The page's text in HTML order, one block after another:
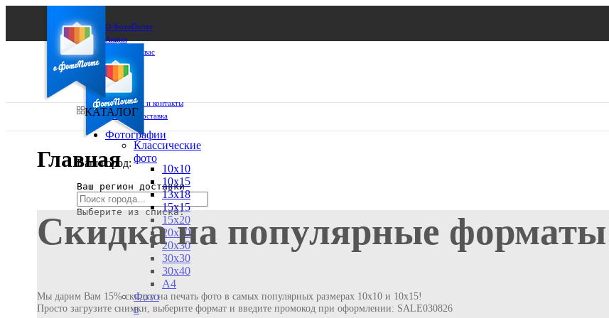
О ФотоПочте
Акции
Сделаем за вас
Бизнесу
FAQ
Франшиза
Поддержка и контакты
Оплата и доставка
Ваш город:
Ваш регион доставки
Выберите из списка:
КАТАЛОГ
Фотографии
Классические
фото
10х10
10х15
13х18
15х15
15х20
20х20
20х30
30х30
30х40
А4
Фото
в
Главная
Скидка на популярные
Мы дарим Вам 15% скидку на печать фото в самых популярных размерах 10х10 и 10х15!
Просто загрузите снимки, выберите формат и введите промокод при оформлении: SALE030826